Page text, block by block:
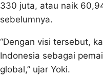
330 juta, atau naik
sebelumnya.
“Dengan visi tersebut,
Indonesia sebagai
global,” ujar Yoki.